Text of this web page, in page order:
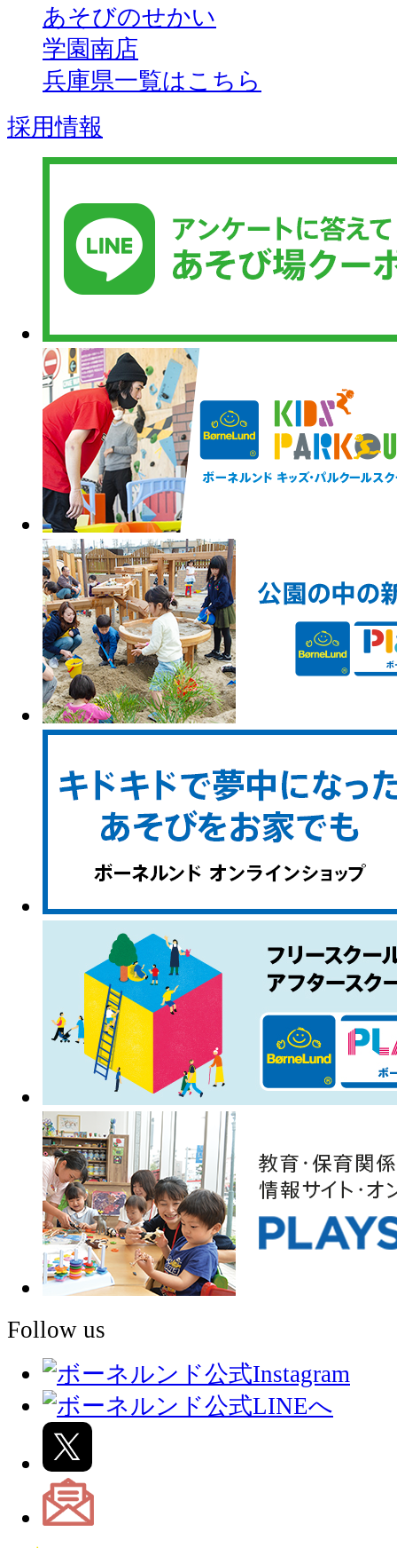
あそびのせかい
学園南店
兵庫県一覧はこちら
採用情報
Follow us